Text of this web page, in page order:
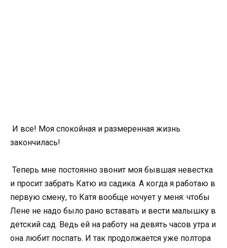
И все! Моя спокойная и размеренная жизнь
закончилась!
Теперь мне постоянно звонит моя бывшая невестка
и просит забрать Катю из садика. А когда я работаю в
первую смену, то Катя вообще ночует у меня: чтобы
Лене не надо было рано вставать и вести малышку в
детский сад. Ведь ей на работу на девять часов утра и
она любит поспать. И так продолжается уже полтора